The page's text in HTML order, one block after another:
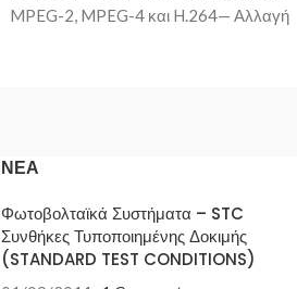
MPEG-2, MPEG-4 και H.264— Αλλαγή
ΝΈΑ
Φωτοβολταϊκά Συστήματα – STC
Συνθήκες Τυποποιημένης Δοκιμής
(STANDARD TEST CONDITIONS)